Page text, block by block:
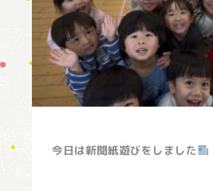
今日は新聞紙遊びをしました